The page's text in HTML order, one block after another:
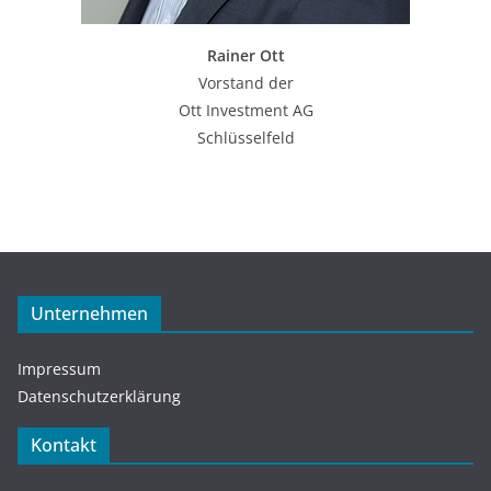
Rainer Ott
Vorstand der
Ott Investment AG
Schlüsselfeld
Unternehmen
Impressum
Datenschutzerklärung
Kontakt